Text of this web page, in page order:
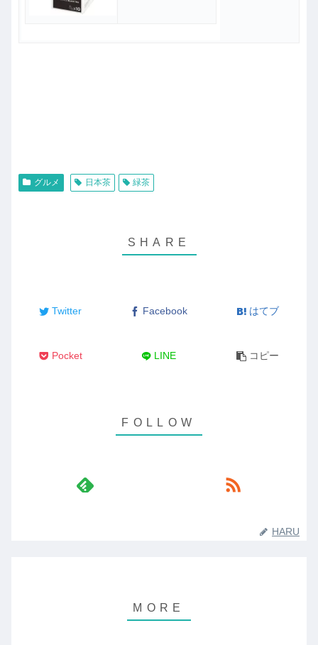
グルメ 日本茶 緑茶
Twitter Facebook はてブ
Pocket LINE コピー
HARU